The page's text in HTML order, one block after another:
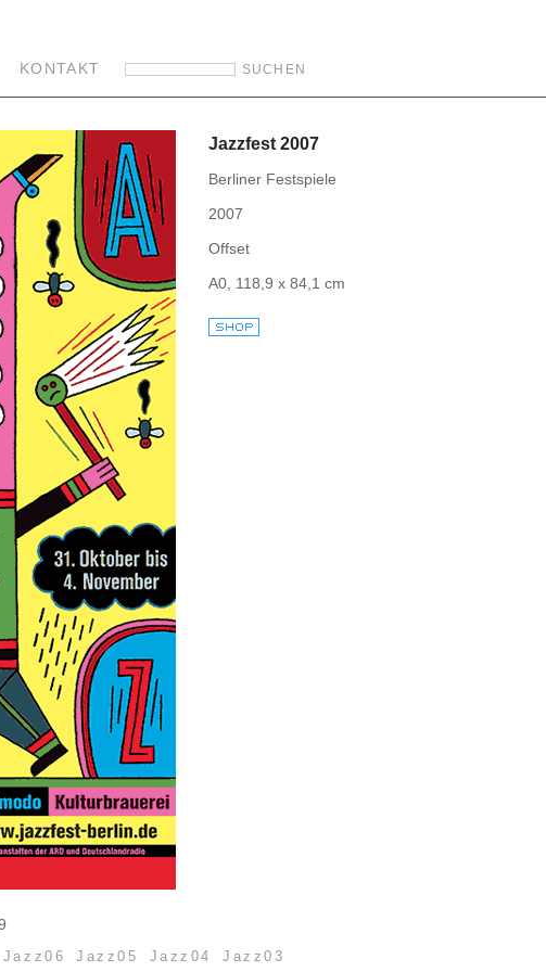
KONTAKT
Jazzfest 2007
Berliner Festspiele
2007
Offset
A0, 118,9 x 84,1 cm
Jazz06 Jazz05 Jazz04 Jazz03